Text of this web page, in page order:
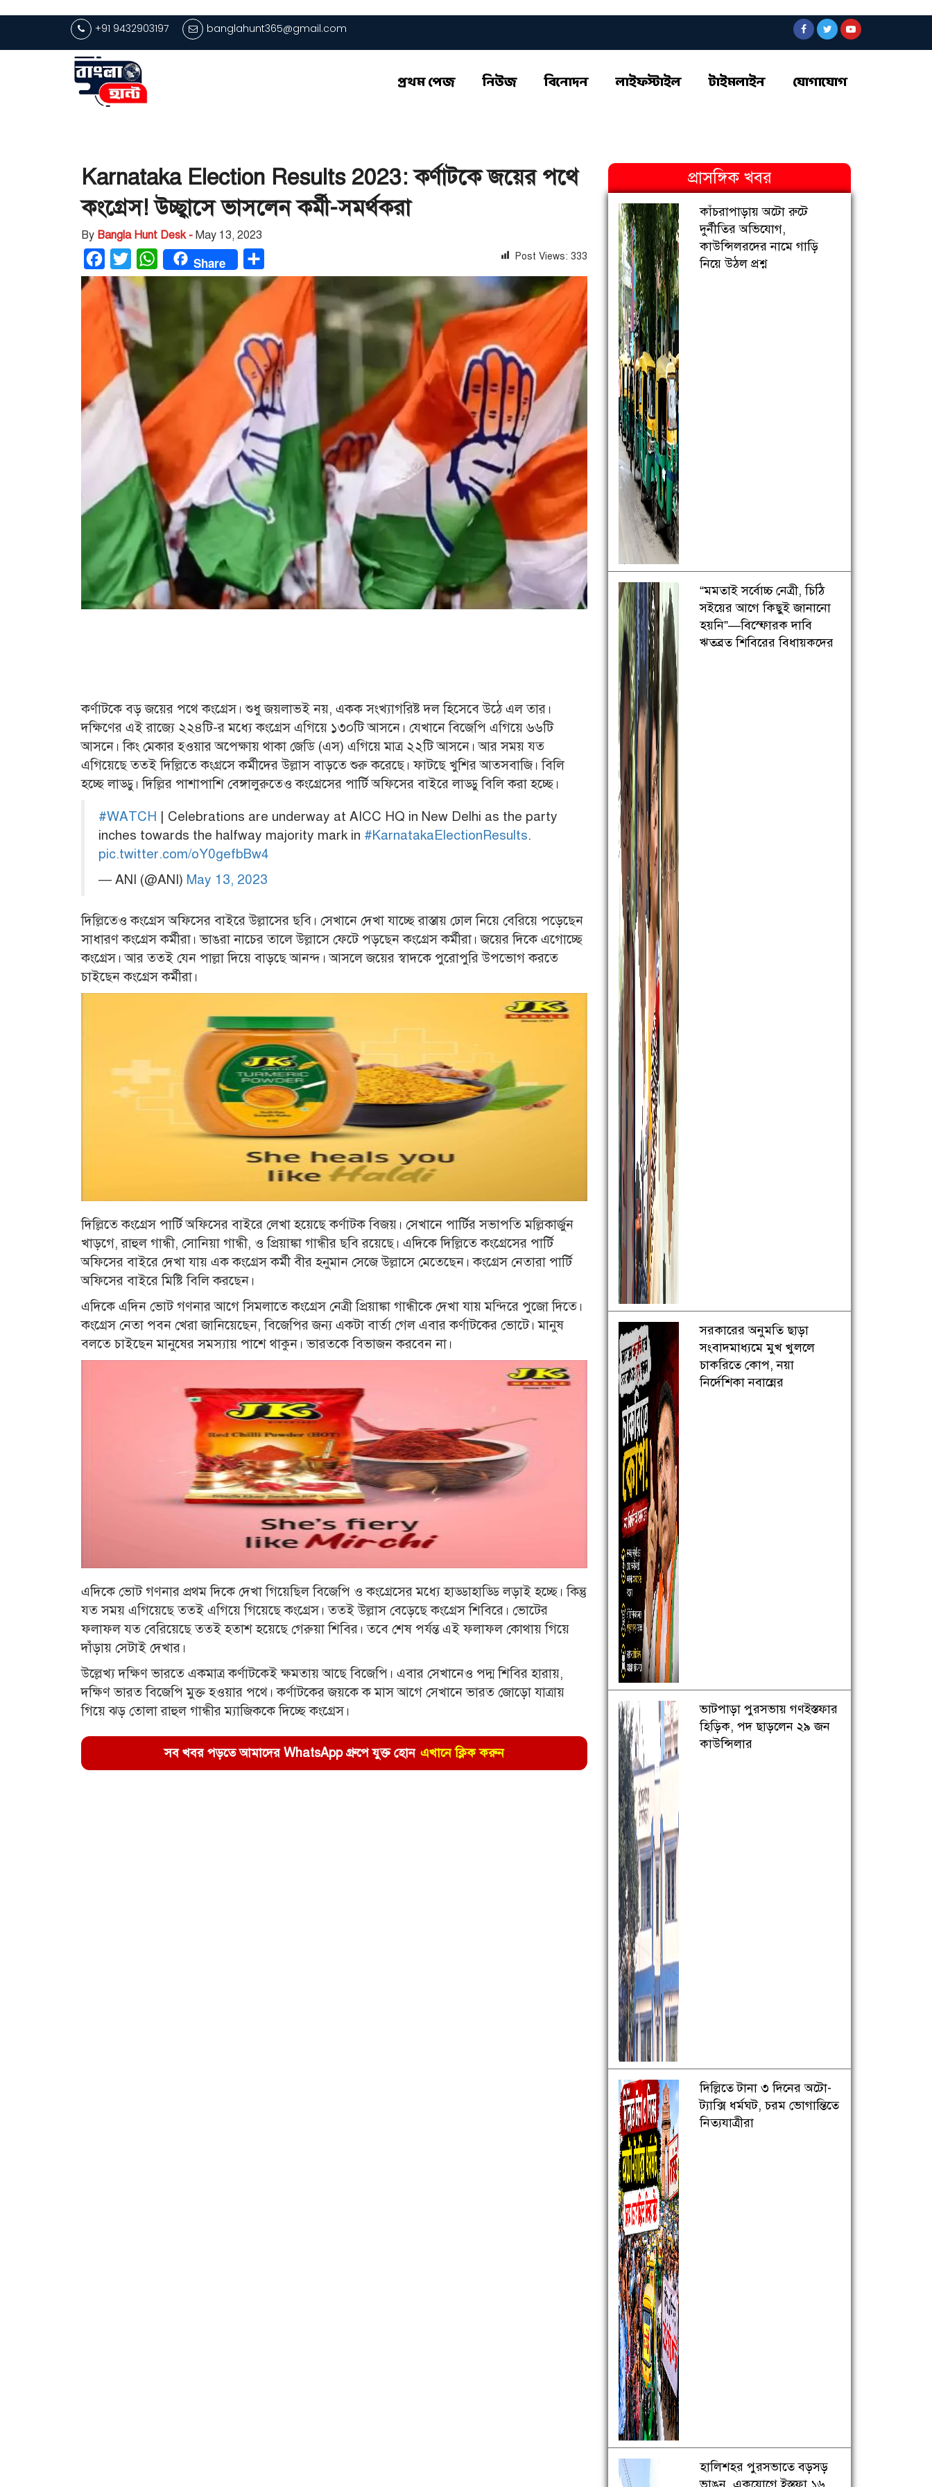
+91 9432903197 banglahunt365@gmail.com
প্রথম পেজ নিউজ বিনোদন লাইফস্টাইল টাইমলাইন যোগাযোগ
Karnataka Election Results 2023: কর্ণাটকে জয়ের পথে
কংগ্রেস! উচ্ছ্বাসে ভাসলেন কর্মী-সমর্থকরা
By Bangla Hunt Desk - May 13, 2023
Facebook
Twitter WhatsAppShare Post Views: 333
কর্ণাটকে বড় জয়ের পথে কংগ্রেস। শুধু জয়লাভই নয়, একক সংখ্যাগরিষ্ট দল হিসেবে উঠে এল তার।
দক্ষিণের এই রাজ্যে ২২৪টি-র মধ্যে কংগ্রেস এগিয়ে ১৩০টি আসনে। যেখানে বিজেপি এগিয়ে ৬৬টি
আসনে। কিং মেকার হওয়ার অপেক্ষায় থাকা জেডি (এস) এগিয়ে মাত্র ২২টি আসনে। আর সময় যত
এগিয়েছে ততই দিল্লিতে কংগ্রসে কর্মীদের উল্লাস বাড়তে শুরু করেছে। ফাটছে খুশির আতসবাজি। বিলি
হচ্ছে লাড্ডু। দিল্লির পাশাপাশি বেঙ্গালুরুতেও কংগ্রেসের পার্টি অফিসের বাইরে লাড্ডু বিলি করা হচ্ছে।
#WATCH | Celebrations are underway at AICC HQ in New Delhi as the party
inches towards the halfway majority mark in #KarnatakaElectionResults.
pic.twitter.com/oY0gefbBw4
— ANI (@ANI) May 13, 2023
দিল্লিতেও কংগ্রেস অফিসের বাইরে উল্লাসের ছবি। সেখানে দেখা যাচ্ছে রাস্তায় ঢোল নিয়ে বেরিয়ে পড়েছেন
সাধারণ কংগ্রেস কর্মীরা। ভাঙরা নাচের তালে উল্লাসে ফেটে পড়ছেন কংগ্রেস কর্মীরা। জয়ের দিকে এগোচ্ছে
কংগ্রেস। আর ততই যেন পাল্লা দিয়ে বাড়ছে আনন্দ। আসলে জয়ের স্বাদকে পুরোপুরি উপভোগ করতে
চাইছেন কংগ্রেস কর্মীরা।
দিল্লিতে কংগ্রেস পার্টি অফিসের বাইরে লেখা হয়েছে কর্ণাটক বিজয়। সেখানে পার্টির সভাপতি মল্লিকার্জুন
খাড়গে, রাহুল গান্ধী, সোনিয়া গান্ধী, ও প্রিয়াঙ্কা গান্ধীর ছবি রয়েছে। এদিকে দিল্লিতে কংগ্রেসের পার্টি
অফিসের বাইরে দেখা যায় এক কংগ্রেস কর্মী বীর হনুমান সেজে উল্লাসে মেতেছেন। কংগ্রেস নেতারা পার্টি
অফিসের বাইরে মিষ্টি বিলি করছেন।
এদিকে এদিন ভোট গণনার আগে সিমলাতে কংগ্রেস নেত্রী প্রিয়াঙ্কা গান্ধীকে দেখা যায় মন্দিরে পুজো দিতে।
কংগ্রেস নেতা পবন খেরা জানিয়েছেন, বিজেপির জন্য একটা বার্তা গেল এবার কর্ণাটকের ভোটে। মানুষ
বলতে চাইছেন মানুষের সমস্যায় পাশে থাকুন। ভারতকে বিভাজন করবেন না।
এদিকে ভোট গণনার প্রথম দিকে দেখা গিয়েছিল বিজেপি ও কংগ্রেসের মধ্যে হাড্ডাহাড্ডি লড়াই হচ্ছে। কিন্তু
যত সময় এগিয়েছে ততই এগিয়ে গিয়েছে কংগ্রেস। ততই উল্লাস বেড়েছে কংগ্রেস শিবিরে। ভোটের
ফলাফল যত বেরিয়েছে ততই হতাশ হয়েছে গেরুয়া শিবির। তবে শেষ পর্যন্ত এই ফলাফল কোথায় গিয়ে
দাঁড়ায় সেটাই দেখার।
উল্লেখ্য দক্ষিণ ভারতে একমাত্র কর্ণাটকেই ক্ষমতায় আছে বিজেপি। এবার সেখানেও পদ্ম শিবির হারায়,
দক্ষিণ ভারত বিজেপি মুক্ত হওয়ার পথে। কর্ণাটকের জয়কে ক মাস আগে সেখানে ভারত জোড়ো যাত্রায়
গিয়ে ঝড় তোলা রাহুল গান্ধীর ম্যাজিককে দিচ্ছে কংগ্রেস।
সব খবর পড়তে আমাদের WhatsApp গ্রুপে যুক্ত হোন এখানে ক্লিক করুন
প্রাসঙ্গিক খবর
কাঁচরাপাড়ায় অটো রুটে
দুর্নীতির অভিযোগ,
কাউন্সিলরদের নামে গাড়ি
নিয়ে উঠল প্রশ্ন
“মমতাই সর্বোচ্চ নেত্রী, চিঠি
সইয়ের আগে কিছুই জানানো
হয়নি”—বিস্ফোরক দাবি
ঋতব্রত শিবিরের বিধায়কদের
সরকারের অনুমতি ছাড়া
সংবাদমাধ্যমে মুখ খুললে
চাকরিতে কোপ, নয়া
নির্দেশিকা নবান্নের
ভাটপাড়া পুরসভায় গণইস্তফার
হিড়িক, পদ ছাড়লেন ২৯ জন
কাউন্সিলার
দিল্লিতে টানা ৩ দিনের অটো-
ট্যাক্সি ধর্মঘট, চরম ভোগান্তিতে
নিত্যযাত্রীরা
হালিশহর পুরসভাতে বড়সড়